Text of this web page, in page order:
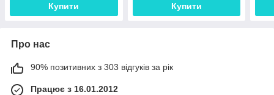
Купити Купити
Про нас
90% позитивних з 303 відгуків за рік
Працює з 16.01.2012